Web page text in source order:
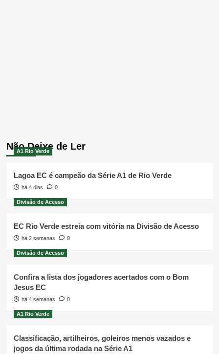
Não Deixe de Ler
A1 Rio Verde
Lagoa EC é campeão da Série A1 de Rio Verde
há 4 dias 0
Divisão de Acesso
EC Rio Verde estreia com vitória na Divisão de Acesso
há 2 semanas 0
Divisão de Acesso
Confira a lista dos jogadores acertados com o Bom
Jesus EC
há 4 semanas 0
A1 Rio Verde
Classificação, artilheiros, goleiros menos vazados e
jogos da última rodada na Série A1